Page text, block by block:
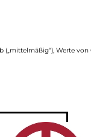
Werte